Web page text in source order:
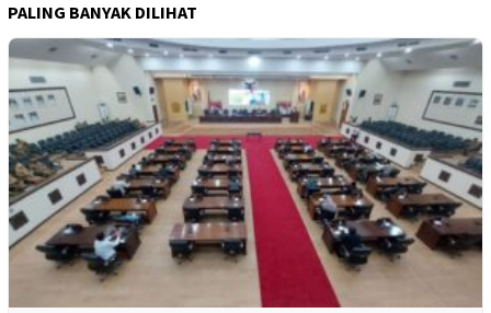
PALING BANYAK DILIHAT